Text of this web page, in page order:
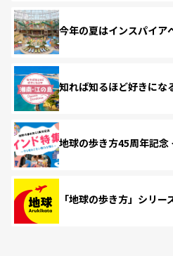
今年の夏はインスパイア
知れば知るほど好きにな
地球の歩き方45周年記念
「地球の歩き方」シリー